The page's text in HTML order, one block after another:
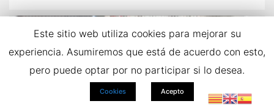
Este sitio web utiliza cookies para mejorar su
experiencia. Asumiremos que está de acuerdo con esto,
pero puede optar por no participar si lo desea.
Cookies Acepto